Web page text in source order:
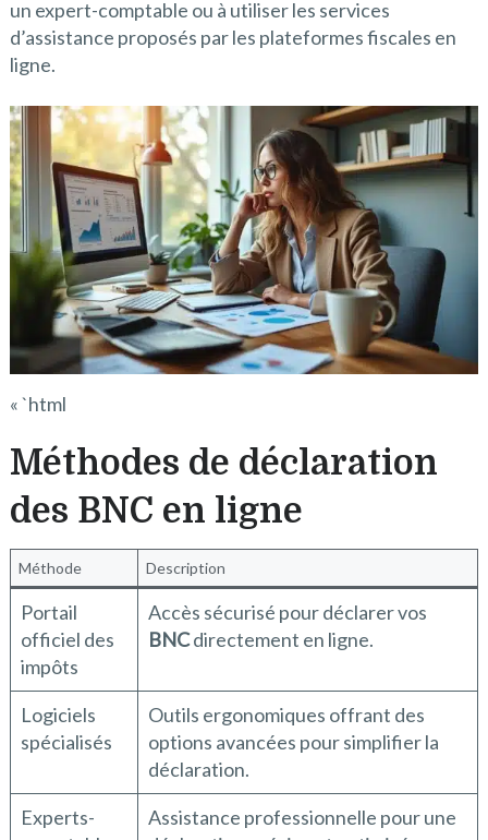
un expert-comptable ou à utiliser les services
d’assistance proposés par les plateformes fiscales en
ligne.
« `html
Méthodes de déclaration
des BNC en ligne
Méthode Description
Portail
officiel des
impôts
Accès sécurisé pour déclarer vos
BNCdirectement en ligne.
Logiciels
spécialisés
Outils ergonomiques offrant des
options avancées pour simplifier la
déclaration.
Experts-
Assistance professionnelle pour une